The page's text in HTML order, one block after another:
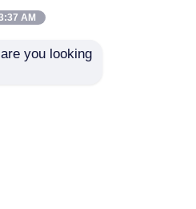
Lyophilized 96tests/Kit
AM
you looking